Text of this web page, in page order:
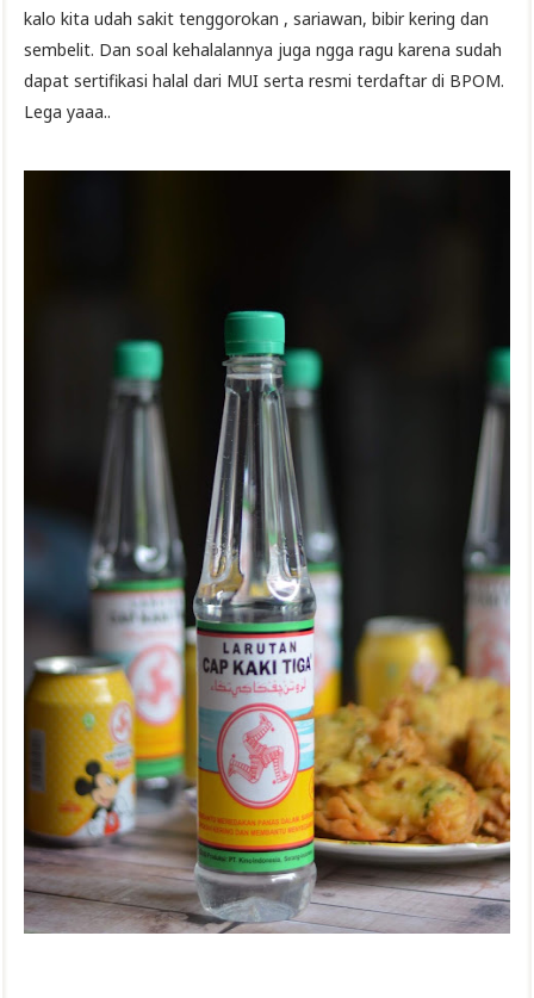
kalo kita udah sakit tenggorokan , sariawan, bibir kering dan
sembelit. Dan soal kehalalannya juga ngga ragu karena sudah
dapat sertifikasi halal dari MUI serta resmi terdaftar di BPOM.
Lega yaaa..